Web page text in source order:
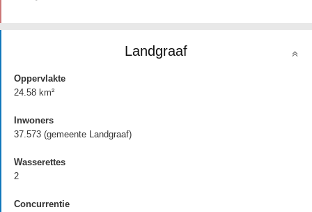
Landgraaf
Oppervlakte
24.58 km²
Inwoners
37.573 (gemeente Landgraaf)
Wasserettes
2
Concurrentie